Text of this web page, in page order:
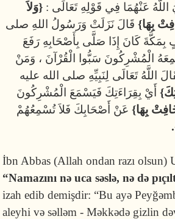
عَنْهُمَا فِي قَوْلِهِ تَعَالَى :{وَلاَ
بِهَا} قَالَ نَزَلَتْ وَرَسُولُ اللهِ صلى
بِمَكَّةَ كَانَ إِذَا صَلَّى بِأَصْحَابِهِ رَفَعَ
الْمُشْرِكُونَ سَبُّوا الْقُرْآنَ ، وَمَنْ
اللَّهُ تَعَالَى لِنَبِيِّهِ صلى الله عليه
أَيْ بِقِرَاءَتِكَ فَيَسْمَعَ الْمُشْرِكُونَ
بِهَا} عَنْ أَصْحَابِكَ فَلاَ تُسْمِعُهُمْ
İbn Abbas (Allah ondan razı olsun)
“Namazını nə uca səslə, nə də
izah edib demişdir: “Bu ayə
aleyhi və səlləm - Məkkədə gizlin